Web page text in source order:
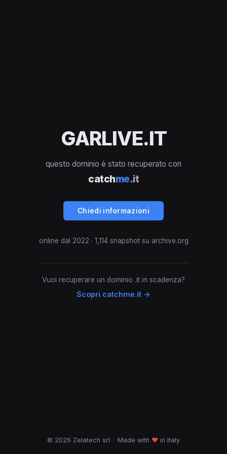
GARLIVE.IT
questo dominio è stato recuperato con
catchme.it
Chiedi informazioni
online dal 2022 · 1,114 snapshot su archive.org
Vuoi recuperare un dominio .it in scadenza?
Scopri catchme.it →
© 2026 Zelatech srl · Made with ♥ in Italy